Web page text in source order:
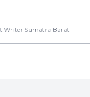
Writer Sumatra Barat